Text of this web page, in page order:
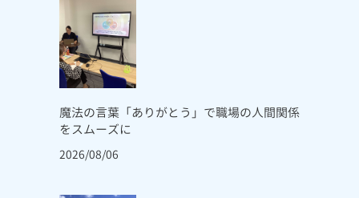
魔法の言葉「ありがとう」で職場の人間関係
をスムーズに
2026/08/06